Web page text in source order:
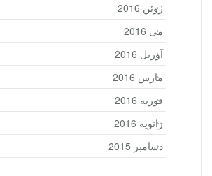
ژوئن 2016
می 2016
آوریل 2016
مارس 2016
فوریه 2016
ژانویه 2016
دسامبر 2015